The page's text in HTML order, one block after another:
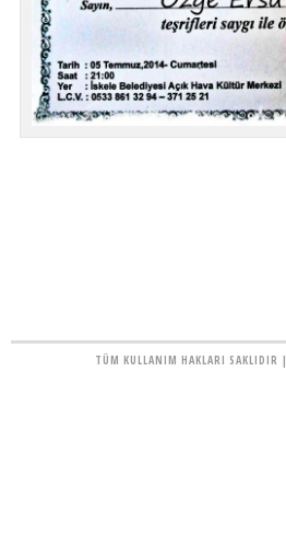
TÜM KULLANIM HAKLARI SAKLIDIR |